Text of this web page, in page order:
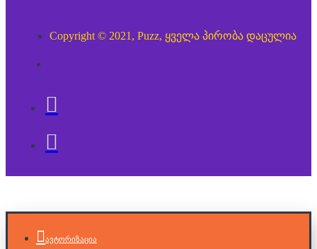
Copyright © 2021, Puzz, ყველა პირობა დაცულია
ავტორიზაცია